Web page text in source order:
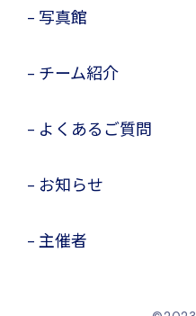
写真館
チーム紹介
よくあるご質問
お知らせ
主催者